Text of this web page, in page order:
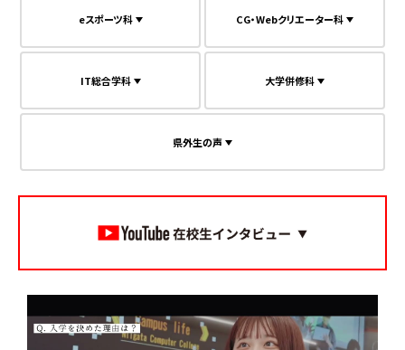
eスポーツ科 CG・Webクリエーター科
IT総合学科 大学併修科
県外生の声